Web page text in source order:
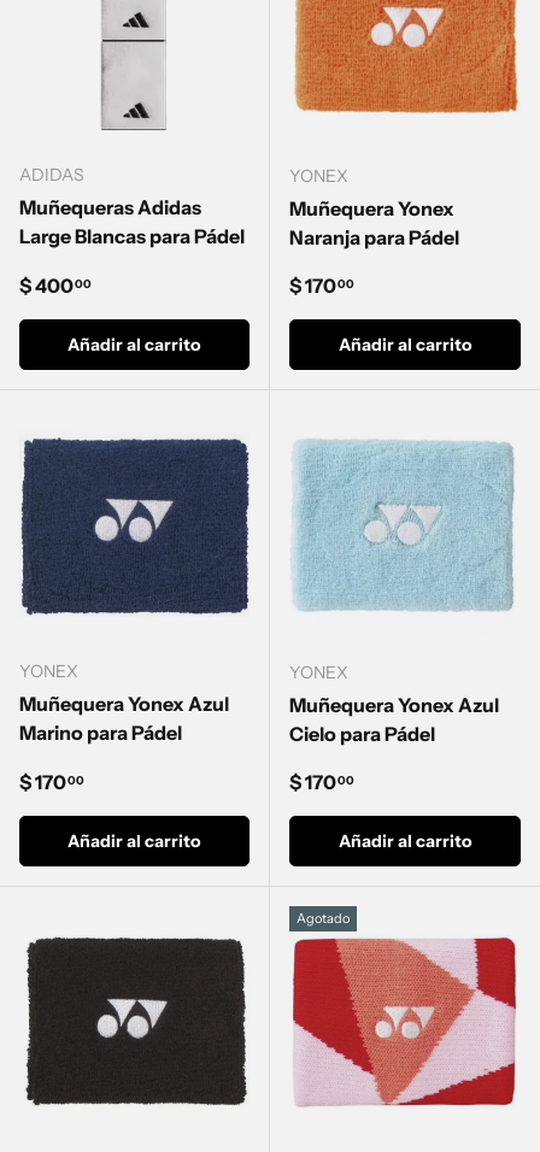
ADIDAS
Muñequeras Adidas
Large Blancas para Pádel
Precio normal
$ 40000
Añadir al carrito
YONEX
Muñequera Yonex
Naranja para Pádel
Precio normal
$ 17000
Añadir al carrito
YONEX
Muñequera Yonex Azul
Marino para Pádel
Precio normal
$ 17000
Añadir al carrito
YONEX
Muñequera Yonex Azul
Cielo para Pádel
Precio normal
$ 17000
Añadir al carrito
Agotado